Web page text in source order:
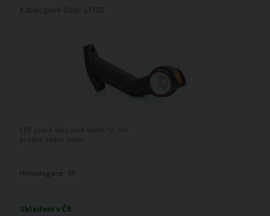
Katalogové číslo: 63102
Skladem v ČR
LED pravé obrysové světlo 12-36V
přední, zadní, boční
Homologace: E9